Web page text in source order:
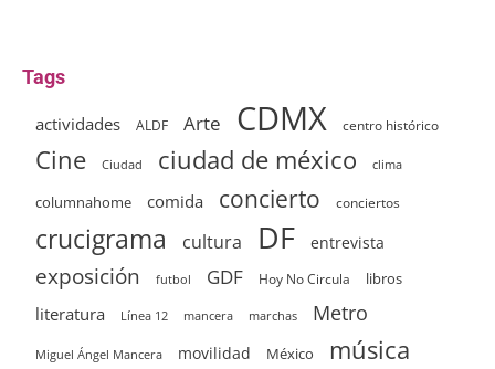
Tags
actividades ALDF Arte CDMX centro histórico
Cine Ciudad ciudad de méxico clima
columnahome comida concierto conciertos
crucigrama cultura DF entrevista
exposición futbol GDF Hoy No Circula libros
literatura Línea 12 mancera marchas Metro
Miguel Ángel Mancera movilidad México música